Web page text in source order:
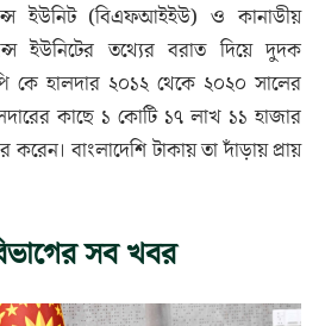
ইউনিট (বিএফআইইউ) ও কানাডীয়
ইউনিটের তথ্যের বরাত দিয়ে দুদক
কে হালদার ২০১২ থেকে ২০২০ সালের
কাছে ১ কোটি ১৭ লাখ ১১ হাজার
বাংলাদেশি টাকায় তা দাঁড়ায় প্রায়
সব খবর